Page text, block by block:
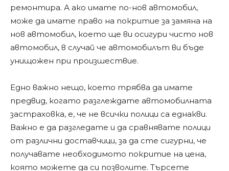
ремонтира. А ако имате по-нов автомобил,
може да имате право на покритие за замяна на
нов автомобил, което ще ви осигури чисто нов
автомобил, в случай че автомобилът ви бъде
унищожен при произшествие.
Едно важно нещо, което трябва да имате
предвид, когато разглеждате автомобилната
застраховка, е, че не всички полици са еднакви.
Важно е да разгледате и да сравнявате полици
от различни доставчици, за да сте сигурни, че
получавате необходимото покритие на цена,
която можете да си позволите. Търсете